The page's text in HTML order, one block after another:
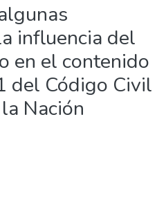
influencia del
en el contenido
del Código Civil
Nación